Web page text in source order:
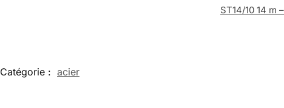
ST14/10 14 m
Catégorie : acier